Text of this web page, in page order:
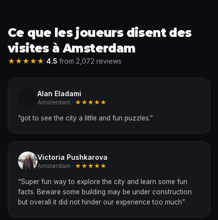
Ce que les joueurs disent des
visites à Amsterdam
★★★★★ 4.5 from 2,072 reviews
Alan Eladami
Amsterdam · ★★★★★
“got to see the city a little and fun puzzles.”
Victoria Pushkarova
Amsterdam · ★★★★★
“Super fun way to explore the city and learn some fun
facts. Beware some building may be under construction
but overall it did not hinder our experience too much”